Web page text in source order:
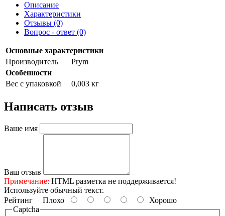
Описание
Характеристики
Отзывы (0)
Вопрос - ответ (0)
Основные характеристики
Производитель
Prym
Особенности
Вес с упаковкой
0,003 кг
Написать отзыв
Ваше имя
Ваш отзыв
Примечание: HTML разметка не поддерживается!
Используйте обычный текст.
Рейтинг Плохо
Хорошо
Captcha